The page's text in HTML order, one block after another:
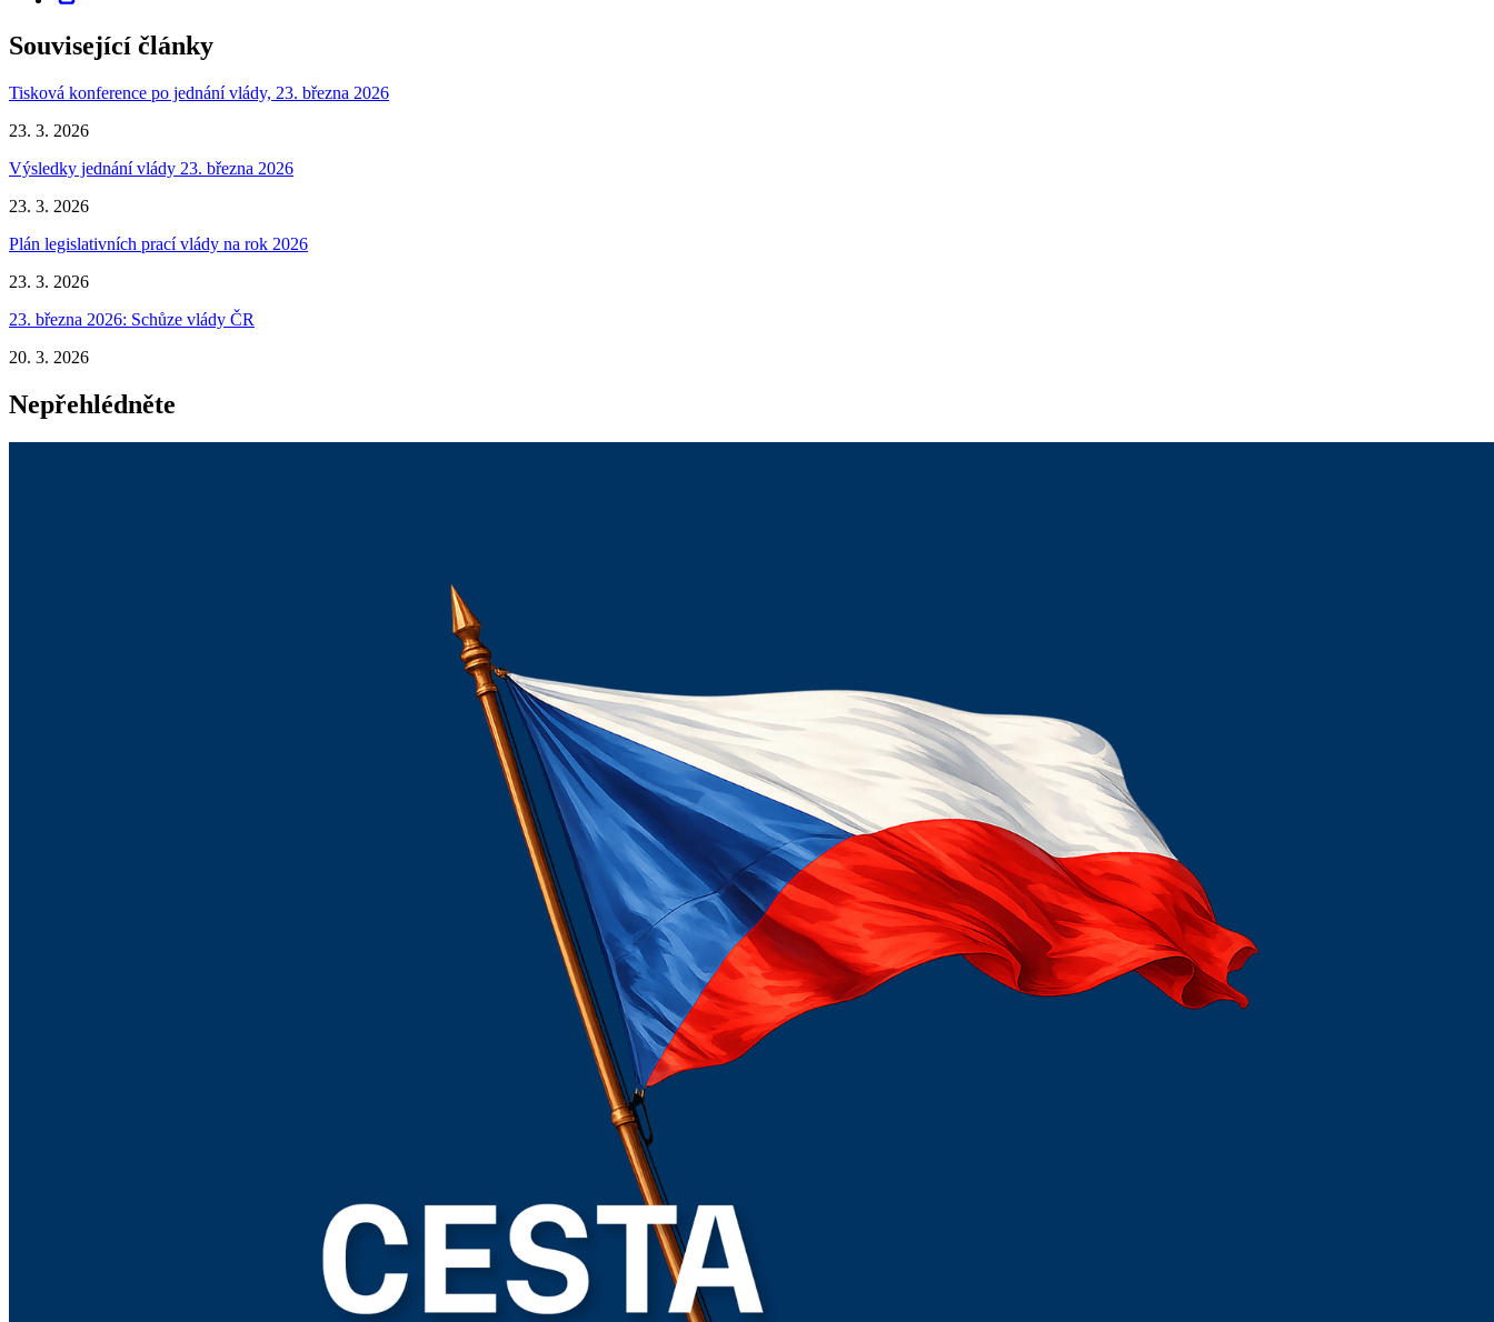
Související články
Tisková konference po jednání vlády, 23. března 2026
23. 3. 2026
Výsledky jednání vlády 23. března 2026
23. 3. 2026
Plán legislativních prací vlády na rok 2026
23. 3. 2026
23. března 2026: Schůze vlády ČR
20. 3. 2026
Nepřehlédněte